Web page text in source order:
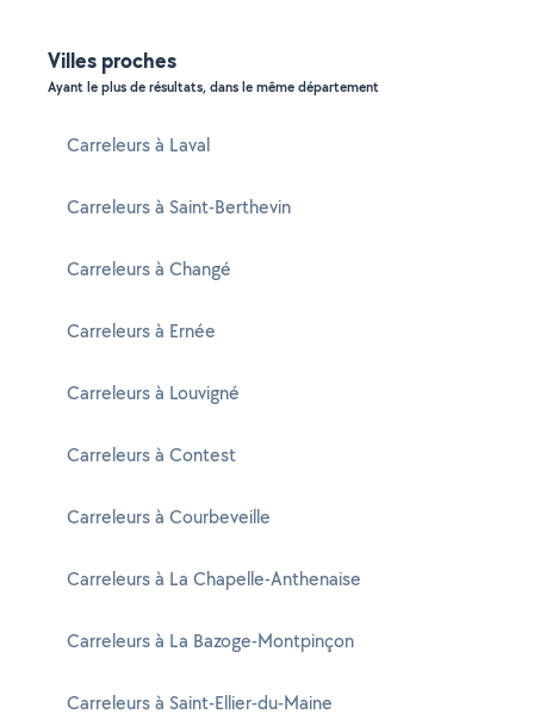
Villes proches
Ayant le plus de résultats, dans le même département
Carreleurs à Laval
Carreleurs à Saint-Berthevin
Carreleurs à Changé
Carreleurs à Ernée
Carreleurs à Louvigné
Carreleurs à Contest
Carreleurs à Courbeveille
Carreleurs à La Chapelle-Anthenaise
Carreleurs à La Bazoge-Montpinçon
Carreleurs à Saint-Ellier-du-Maine